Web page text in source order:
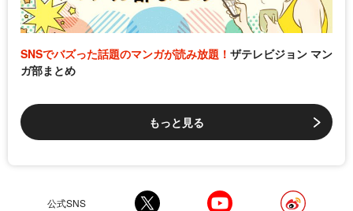
SNSでバズった話題のマンガが読み放題！ ザテレビジョン マン
ガ部まとめ
もっと見る
公式SNS